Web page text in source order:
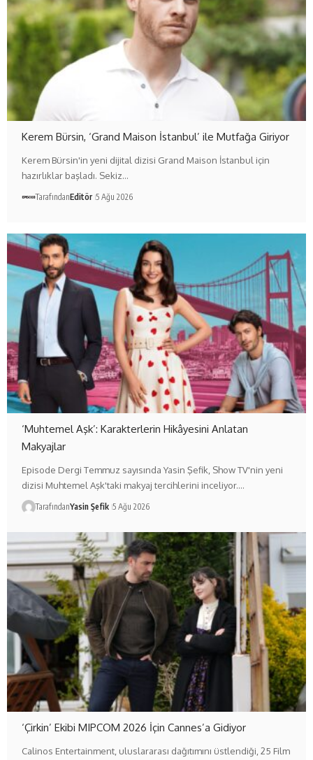
Kerem Bürsin, ‘Grand Maison İstanbul’ ile Mutfağa Giriyor
Kerem Bürsin'in yeni dijital dizisi Grand Maison İstanbul için
hazırlıklar başladı. Sekiz…
TarafındanEditör 5 Ağu 2026
‘Muhtemel Aşk’: Karakterlerin Hikâyesini Anlatan
Makyajlar
Episode Dergi Temmuz sayısında Yasin Şefik, Show TV'nin yeni
dizisi Muhtemel Aşk'taki makyaj tercihlerini inceliyor.…
TarafındanYasin Şefik 5 Ağu 2026
‘Çirkin’ Ekibi MIPCOM 2026 İçin Cannes’a Gidiyor
Calinos Entertainment, uluslararası dağıtımını üstlendiği, 25 Film